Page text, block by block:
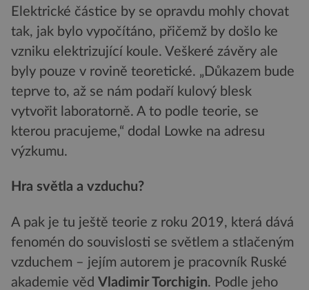
Elektrické částice by se opravdu mohly chovat
tak, jak bylo vypočítáno, přičemž by došlo ke
vzniku elektrizující koule. Veškeré závěry ale
byly pouze v rovině teoretické. „Důkazem bude
teprve to, až se nám podaří kulový blesk
vytvořit laboratorně. A to podle teorie, se
kterou pracujeme,“ dodal Lowke na adresu
výzkumu.
Hra světla a vzduchu?
A pak je tu ještě teorie z roku 2019, která dává
fenomén do souvislosti se světlem a stlačeným
vzduchem – jejím autorem je pracovník Ruské
akademie věd Vladimir Torchigin. Podle jeho